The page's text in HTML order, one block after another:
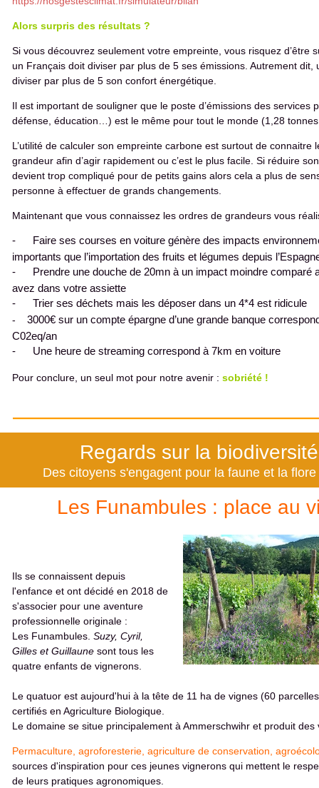
Alors surpris des résultats ?
Si vous découvrez seulement votre empreinte, vous risquez d’être
un Français doit diviser par plus de 5 ses émissions. Autrement dit,
diviser par plus de 5 son confort énergétique.
Il est important de souligner que le poste d’émissions des services
défense, éducation…) est le même pour tout le monde (1,28
L’utilité de calculer son empreinte carbone est surtout de connaitre
grandeur afin d’agir rapidement ou c’est le plus facile. Si réduire
devient trop compliqué pour de petits gains alors cela a plus de
personne à effectuer de grands changements.
Maintenant que vous connaissez les ordres de grandeurs vous
-
Faire ses courses en voiture génère des impacts
importants que l’importation des fruits et légumes depuis
-
Prendre une douche de 20mn à un impact moindre comparé
avez dans votre assiette
-
Trier ses déchets mais les déposer dans un 4*4 est ridicule
-
3000€ sur un compte épargne d’une grande banque
C02eq/an
-
Une heure de streaming correspond à 7km en voiture
Pour conclure, un seul mot pour notre avenir : sobriété !
Regards sur la
Des citoyens s'engagent pour la faune et la
Les Funambules : place au
Ils se connaissent depuis
l'enfance et ont décidé en 2018 de
s'associer pour une aventure
professionnelle originale :
Les Funambules. Suzy, Cyril,
Gilles et Guillaune sont tous les
quatre enfants de vignerons.
Le quatuor est aujourd'hui à la tête de 11 ha de vignes (60
certifiés en Agriculture Biologique.
Le domaine se situe principalement à Ammerschwihr et produit des
Permaculture, agroforesterie, agriculture de conservation,
sources d'inspiration pour ces jeunes vignerons qui mettent le
de leurs pratiques agronomiques.